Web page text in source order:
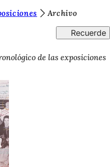
Archivo
Recuerde
de las exposiciones